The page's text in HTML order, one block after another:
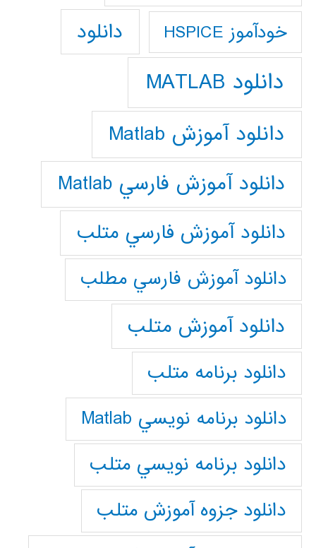
خودآموز HSPICE دانلود
دانلود MATLAB
دانلود آموزش Matlab
دانلود آموزش فارسي Matlab
دانلود آموزش فارسي متلب
دانلود آموزش فارسي مطلب
دانلود آموزش متلب
دانلود برنامه متلب
دانلود برنامه نويسي Matlab
دانلود برنامه نويسي متلب
دانلود جزوه آموزش متلب